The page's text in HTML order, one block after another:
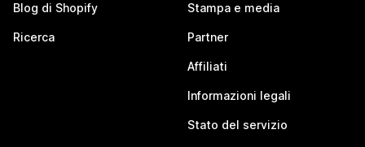
Blog di Shopify
Ricerca
Stampa e media
Partner
Affiliati
Informazioni legali
Stato del servizio